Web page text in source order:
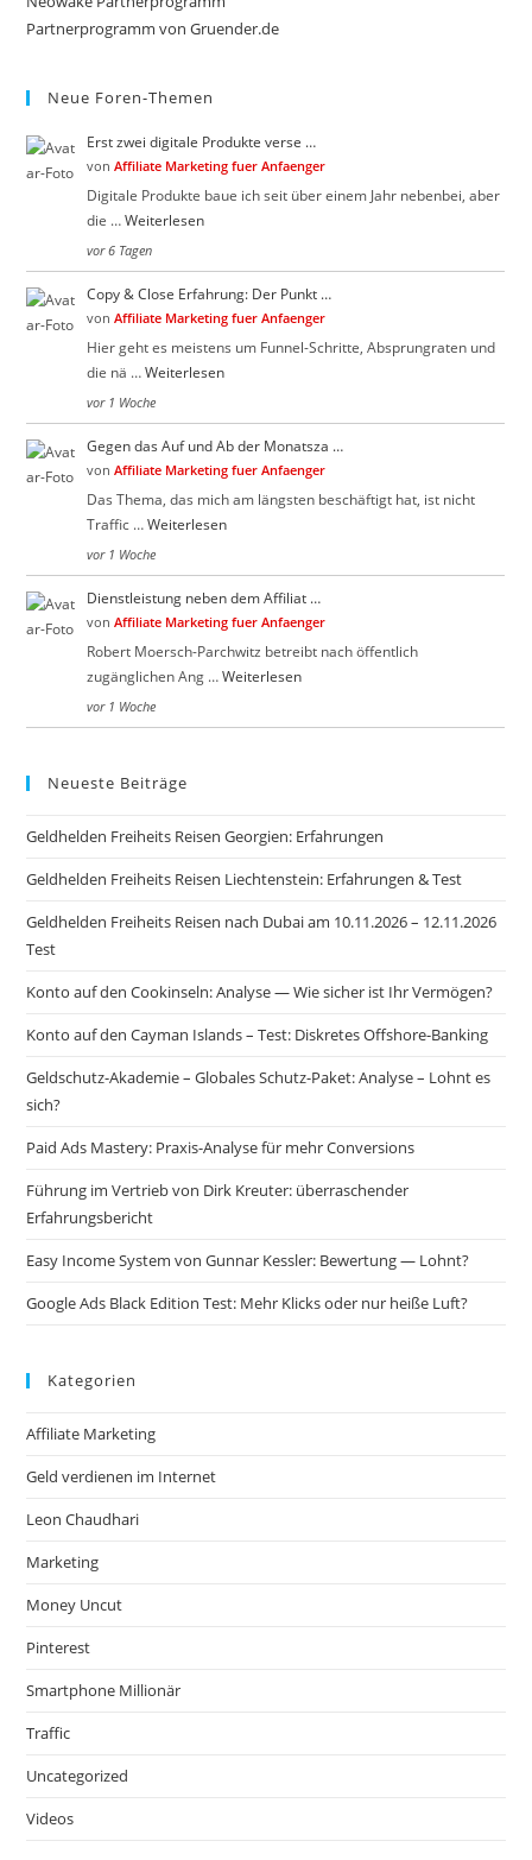
t
e
Partnerprogramm von Gruender.de
Neue Foren-Themen
Erst zwei digitale Produkte verse …
vonAffiliate Marketing fuer Anfaenger
Digitale Produkte baue ich seit über einem Jahr nebenbei, aber
die …Weiterlesen
vor 6 Tagen
Copy & Close Erfahrung: Der Punkt …
vonAffiliate Marketing fuer Anfaenger
Hier geht es meistens um Funnel-Schritte, Absprungraten und
die nä …Weiterlesen
vor 1 Woche
Gegen das Auf und Ab der Monatsza …
vonAffiliate Marketing fuer Anfaenger
Das Thema, das mich am längsten beschäftigt hat, ist nicht
Traffic …Weiterlesen
vor 1 Woche
Dienstleistung neben dem Affiliat …
vonAffiliate Marketing fuer Anfaenger
Robert Moersch-Parchwitz betreibt nach öffentlich
zugänglichen Ang …Weiterlesen
vor 1 Woche
Neueste Beiträge
Geldhelden Freiheits Reisen Georgien: Erfahrungen
Geldhelden Freiheits Reisen Liechtenstein: Erfahrungen & Test
Geldhelden Freiheits Reisen nach Dubai am 10.11.2026 – 12.11.2026
Test
Konto auf den Cookinseln: Analyse — Wie sicher ist Ihr Vermögen?
Konto auf den Cayman Islands – Test: Diskretes Offshore-Banking
Geldschutz-Akademie – Globales Schutz-Paket: Analyse – Lohnt es
sich?
Paid Ads Mastery: Praxis-Analyse für mehr Conversions
Führung im Vertrieb von Dirk Kreuter: überraschender
Erfahrungsbericht
Easy Income System von Gunnar Kessler: Bewertung — Lohnt?
Google Ads Black Edition Test: Mehr Klicks oder nur heiße Luft?
Kategorien
Affiliate Marketing
Geld verdienen im Internet
Leon Chaudhari
Marketing
Money Uncut
Pinterest
Smartphone Millionär
Traffic
Uncategorized
Videos